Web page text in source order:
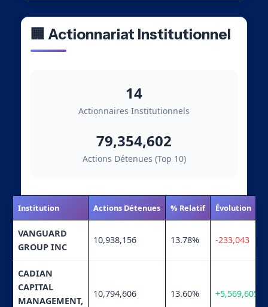
🏢 Actionnariat Institutionnel
14
Actionnaires Institutionnels
79,354,602
Actions Détenues (Top 10)
Institution Actions Détenues % Relatif Évolution
VANGUARD
GROUP INC
10,938,156 13.78% -233,043
CADIAN
CAPITAL
MANAGEMENT,
10,794,606 13.60% +5,569,605